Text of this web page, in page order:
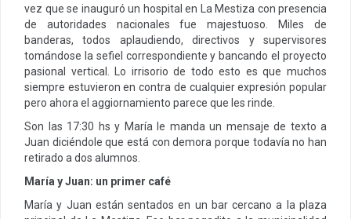
vez que se inauguró un hospital en La Mestiza con presencia
de autoridades nacionales fue majestuoso. Miles de
banderas, todos aplaudiendo, directivos y supervisores
tomándose la sefiel correspondiente y bancando el proyecto
pasional vertical. Lo irrisorio de todo esto es que muchos
siempre estuvieron en contra de cualquier expresión popular
pero ahora el aggiornamiento parece que les rinde.
Son las 17:30 hs y María le manda un mensaje de texto a
Juan diciéndole que está con demora porque todavía no han
retirado a dos alumnos.
María y Juan: un primer café
María y Juan están sentados en un bar cercano a la plaza